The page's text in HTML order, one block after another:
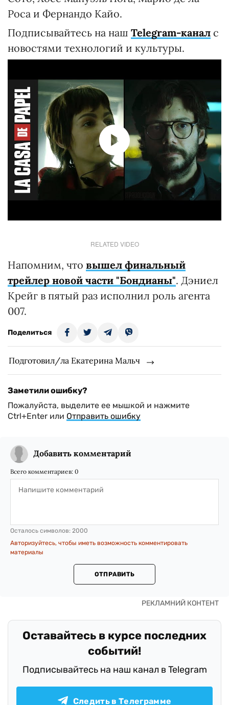
Роса и Фернандо Кайо.
Подписывайтесь на наш Telegram-канал с
новостями технологий и культуры.
RELATED VIDEO
Напомним, что вышел финальный
трейлер новой части "Бондианы". Дэниел
Крейг в пятый раз исполнил роль агента
007.
Поделиться
Подготовил/ла Екатерина Мальч
Заметили ошибку?
Пожалуйста, выделите ее мышкой и нажмите
Ctrl+Enter или Отправить ошибку
Добавить комментарий
Всего комментариев: 0
Осталось символов: 2000
Авторизуйтесь, чтобы иметь возможность комментировать
материалы
ОТПРАВИТЬ
Оставайтесь в курсе последних
событий!
Подписывайтесь на наш канал в Telegram
Следить в Телеграмме